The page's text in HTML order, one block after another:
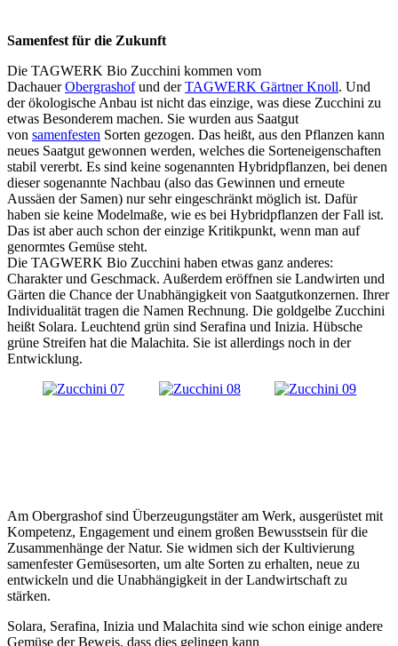
Samenfest für die Zukunft
Die TAGWERK Bio Zucchini kommen vom
DachauerObergrashofund derTAGWERK Gärtner Knoll. Und
der ökologische Anbau ist nicht das einzige, was diese Zucchini zu
etwas Besonderem machen. Sie wurden aus Saatgut
von samenfesten Sorten gezogen. Das heißt, aus den Pflanzen kann
neues Saatgut gewonnen werden, welches die Sorteneigenschaften
stabil vererbt. Es sind keine sogenannten Hybridpflanzen, bei denen
dieser sogenannte Nachbau (also das Gewinnen und erneute
Aussäen der Samen) nur sehr eingeschränkt möglich ist. Dafür
haben sie keine Modelmaße, wie es bei Hybridpflanzen der Fall ist.
Das ist aber auch schon der einzige Kritikpunkt, wenn man auf
genormtes Gemüse steht.
Die TAGWERK Bio Zucchini haben etwas ganz anderes:
Charakter und Geschmack. Außerdem eröffnen sie Landwirten und
Gärten die Chance der Unabhängigkeit von Saatgutkonzernen. Ihrer
Individualität tragen die Namen Rechnung. Die goldgelbe Zucchini
heißt Solara. Leuchtend grün sind Serafina und Inizia. Hübsche
grüne Streifen hat die Malachita. Sie ist allerdings noch in der
Entwicklung.
Am Obergrashof sind Überzeugungstäter am Werk, ausgerüstet mit
Kompetenz, Engagement und einem großen Bewusstsein für die
Zusammenhänge der Natur. Sie widmen sich der Kultivierung
samenfester Gemüsesorten, um alte Sorten zu erhalten, neue zu
entwickeln und die Unabhängigkeit in der Landwirtschaft zu
stärken.
Solara, Serafina, Inizia und Malachita sind wie schon einige andere
Gemüse der Beweis, dass dies gelingen kann